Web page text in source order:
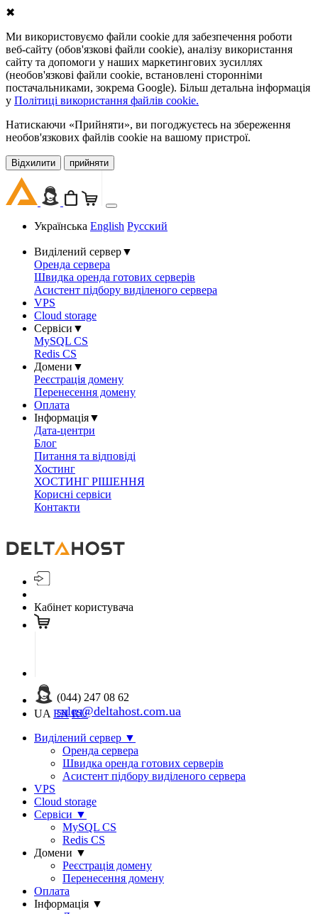
✖
Ми використовуємо файли cookie для забезпечення роботи
веб-сайту (обов'язкові файли cookie), аналізу використання
сайту та допомоги у наших маркетингових зусиллях
(необов'язкові файли cookie, встановлені сторонніми
постачальниками, зокрема Google). Більш детальна інформація
у Політиці використання файлів cookie.
Натискаючи «Прийняти», ви погоджуєтесь на збереження
необов'язкових файлів cookie на вашому пристрої.
Відхилити прийняти
Українська English Русский
Виділений сервер▼
Оренда сервера
Швидка оренда готових серверів
Асистент підбору виділеного сервера
VPS
Cloud storage
Сервіси ▼
MySQL CS
Redis CS
Домени ▼
Реєстрація домену
Перенесення домену
Оплата
Інформація▼
Дата-центри
Блог
Питання та відповіді
Хостинг
ХОСТИНГ РІШЕННЯ
Корисні сервіси
Контакти
Кабінет користувача
(044) 247 08 62
sales@deltahost.com.ua
UA EN RU
Виділений сервер ▼
Оренда сервера
Швидка оренда готових серверів
Асистент підбору виділеного сервера
VPS
Cloud storage
Сервіси ▼
MySQL CS
Redis CS
Домени ▼
Реєстрація домену
Перенесення домену
Оплата
Інформація ▼